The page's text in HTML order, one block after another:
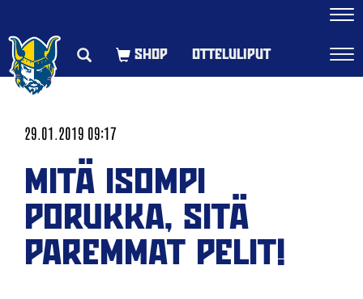
OTTELULIPUT
29.01.2019 09:17
MITÄ ISOMPI
PORUKKA, SITÄ
PAREMMAT PELIT!